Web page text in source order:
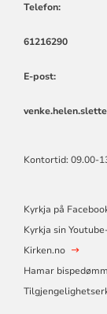
Telefon:
61216290
E-post:
Kontortid: 09.00-
Kyrkja på
Kyrkja sin
Kirken.no
Hamar